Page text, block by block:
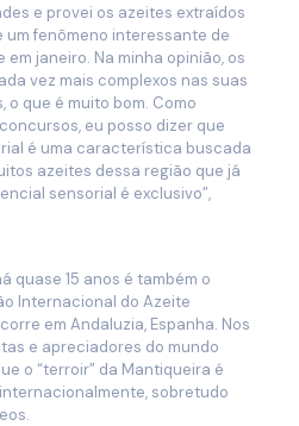
e provei os azeites extraídos
um fenômeno interessante de
janeiro. Na minha opinião, os
vez mais complexos nas suas
que é muito bom. Como
eu posso dizer que
é uma característica buscada
azeites dessa região que já
sensorial é exclusivo”,
quase 15 anos é também o
Internacional do Azeite
em Andaluzia, Espanha. Nos
e apreciadores do mundo
o “terroir” da Mantiqueira é
sobretudo